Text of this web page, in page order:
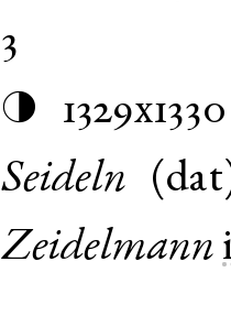
3
◑
1329x1330
Seideln (dat
Zeidelmann